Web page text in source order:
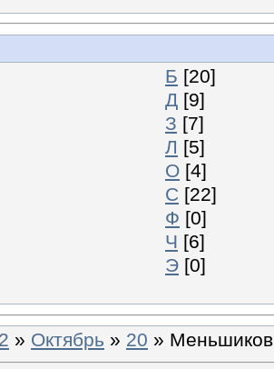
Б [20]
Д [9]
З [7]
Л [5]
О [4]
С [22]
Ф [0]
Ч [6]
Э [0]
» Октябрь » 20 »